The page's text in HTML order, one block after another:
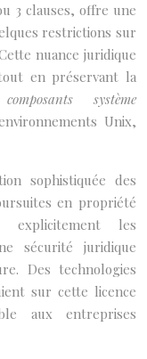
3 clauses, offre une
restrictions sur
nuance juridique
en préservant la
système
Unix,
sophistiquée des
en propriété
explicitement les
sécurité juridique
Des technologies
sur cette licence
aux entreprises